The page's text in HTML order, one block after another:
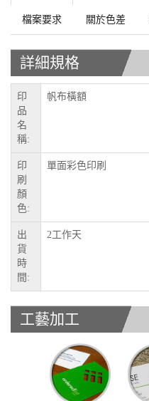
檔案要求 關於色差
詳細規格
印
品
名
稱:
帆布橫額
印
刷
顏
色:
單面彩色印刷
出
貨
時
間:
2工作天
工藝加工